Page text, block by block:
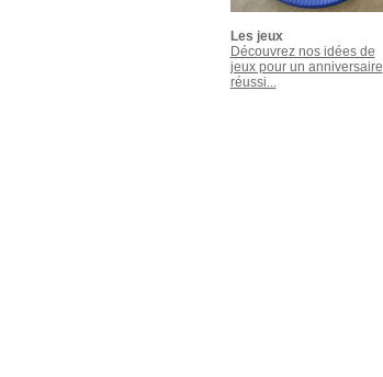
Les jeux
Découvrez nos idées de
jeux pour un anniversaire
réussi...